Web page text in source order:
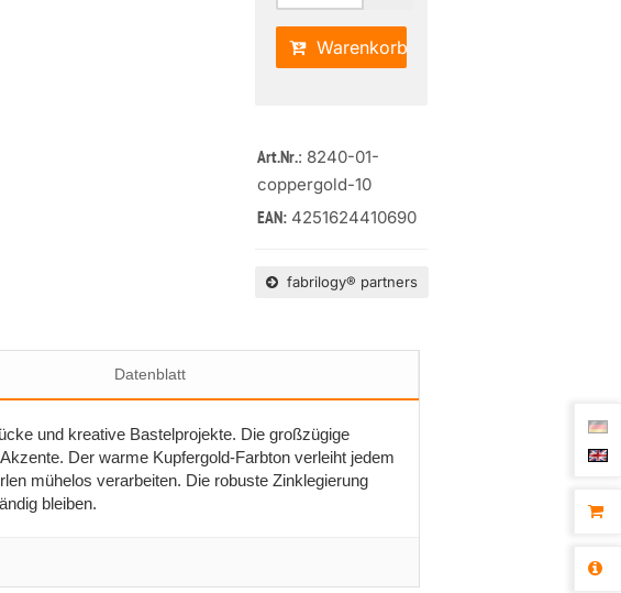
Warenkorb
Art.Nr.: 8240-01-
coppergold-10
EAN: 4251624410690
fabrilogy® partners
Datenblatt
und kreative Bastelprojekte. Die großzügige
Der warme Kupfergold-Farbton verleiht jedem
mühelos verarbeiten. Die robuste Zinklegierung
bleiben.